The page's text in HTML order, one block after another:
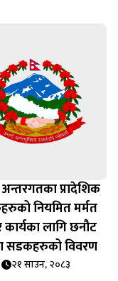
प्रादेशिक
नियमित मर्मत
लागि छनौट
सडकहरुको विवरण
२१ साउन, २०८३